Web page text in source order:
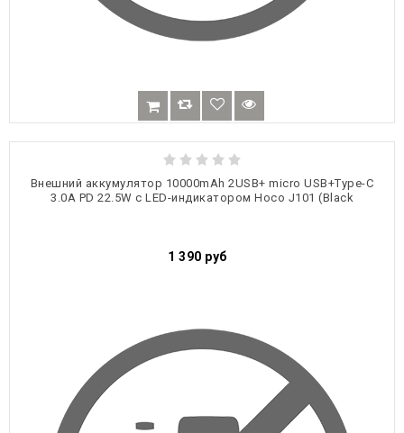
Внешний аккумулятор 10000mAh 2USB+ micro USB+Type-C
3.0A PD 22.5W c LED-индикатором Hoco J101 (Black
1 390 руб